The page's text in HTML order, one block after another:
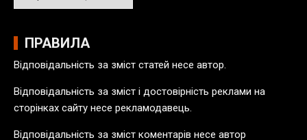
і
п
у
б
і
ПРАВИЛА
Відповідальність за зміст статей несе автор.
Відповідальність за зміст і достовірність реклами на
сторінках сайту несе рекламодавець.
Відповідальність за зміст коментарів несе автор